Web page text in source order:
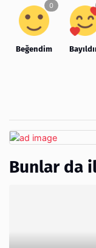
Beğendim
Bunlar da